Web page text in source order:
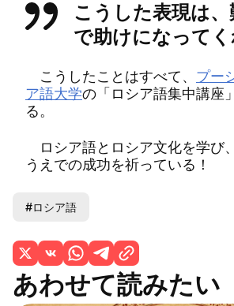
こうした表現は
で助けになってく
こうしたことはすべて、 プー
ア語大学の「ロシア語集中講座
る。
ロシア語とロシア文化を学び
うえでの成功を祈っている！
#ロシア語
あわせて読みたい